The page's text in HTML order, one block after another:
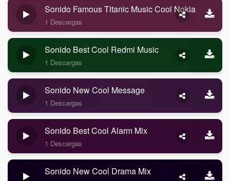
Sonido Famous Titanic Music Cool Nokia
1 Descargas
Sonido Best Cool Redmi Music
1 Descargas
Sonido New Cool Message
1 Descargas
Sonido Best Cool Alarm Mix
1 Descargas
Sonido New Cool Drama Mix